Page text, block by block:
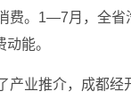
费。1—7月，全
能。
产业推介，成都